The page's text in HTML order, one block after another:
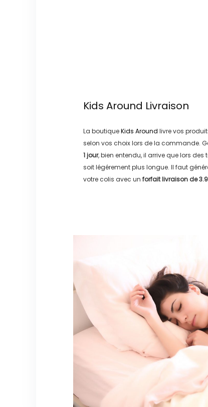
Kids Around Livraison
La boutiqueKids Around livre vos
selon vos choix lors de la commande.
1 jour, bien entendu, il arrive que lors
soit légérement plus longue. Il faut
votre colis avec un forfait livraison de